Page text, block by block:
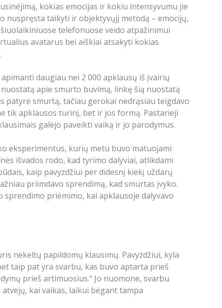
kokias emocijas ir kokiu intensyvumu jie
nuspręsta taikyti ir objektyvųjį metodą – emocijų,
telefonuose veido atpažinimui
avatarus bei aiškiai atsakyti kokias
daugiau nei 2 000 apklausų iš įvairių
apie smurto buvimą, linkę šią nuostatą
patyrė smurtą, tačiau gerokai nedrąsiau teigdavo
tik apklausos turinį, bet ir jos formą. Pastarieji
galėjo paveikti vaiką ir jo parodymus.
eksperimentus, kurių metu buvo matuojami
išvados rodo, kad tyrimo dalyviai, atlikdami
kaip pavyzdžiui per didesnį kiekį uždarų
priimdavo sprendimą, kad smurtas įvyko.
priėmimo, kai apklausoje dalyvavo
nekeltų papildomų klausimų. Pavyzdžiui, kyla
taip pat yra svarbu, kas buvo aptarta prieš
prieš artimuosius.“ Jo nuomone, svarbu
kai vaikas, laikui bėgant tampa